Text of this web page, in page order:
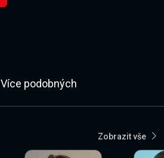
Více podobných
Zobrazit vše